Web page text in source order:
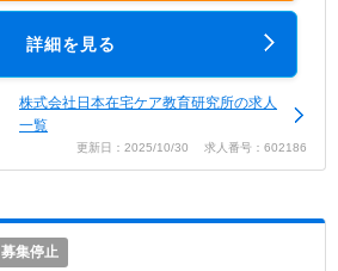
詳細を見る
株式会社日本在宅ケア教育研究所の求人
一覧
更新日：2025/10/30 求人番号：602186
募集停止